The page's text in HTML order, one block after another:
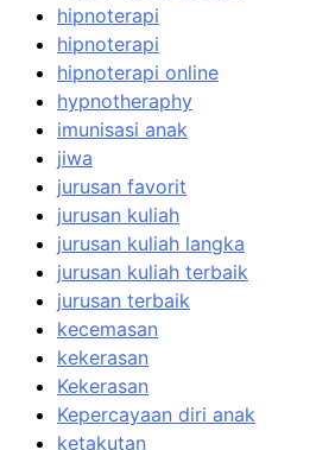
hipnoterapi
hipnoterapi
hipnoterapi online
hypnotheraphy
imunisasi anak
jiwa
jurusan favorit
jurusan kuliah
jurusan kuliah langka
jurusan kuliah terbaik
jurusan terbaik
kecemasan
kekerasan
Kekerasan
Kepercayaan diri anak
ketakutan